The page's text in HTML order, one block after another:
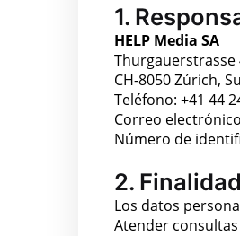
1.
HELP Media SA
Thurgauerstrasse
CH-8050 Zúrich,
Teléfono: +41 44
Correo
Número de
2.
Los datos
Atender